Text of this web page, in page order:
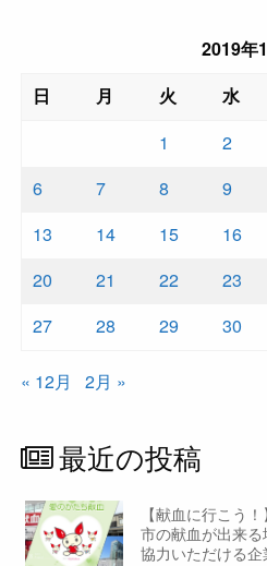
2019年
日
月 火 水
1
2
6
7 8 9
13
14 15 16
20
21 22 23
27
28 29 30
« 12月 2月 »
最近の投稿
【献血に行こう
市の献血が出来
協力いただける企